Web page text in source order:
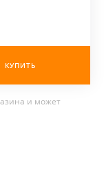
КУПИТЬ
и может